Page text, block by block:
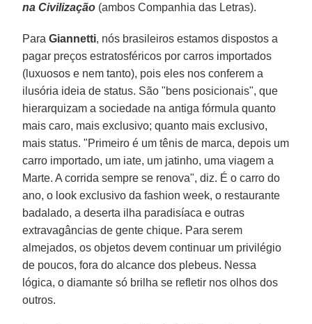
na Civilização (ambos Companhia das Letras).
ParaGiannetti, nós brasileiros estamos dispostos a
pagar preços estratosféricos por carros importados
(luxuosos e nem tanto), pois eles nos conferem a
ilusória ideia de status. São "bens posicionais", que
hierarquizam a sociedade na antiga fórmula quanto
mais caro, mais exclusivo; quanto mais exclusivo,
mais status. "Primeiro é um tênis de marca, depois um
carro importado, um iate, um jatinho, uma viagem a
Marte. A corrida sempre se renova", diz. É o carro do
ano, o look exclusivo da fashion week, o restaurante
badalado, a deserta ilha paradisíaca e outras
extravagâncias de gente chique. Para serem
almejados, os objetos devem continuar um privilégio
de poucos, fora do alcance dos plebeus. Nessa
lógica, o diamante só brilha se refletir nos olhos dos
outros.